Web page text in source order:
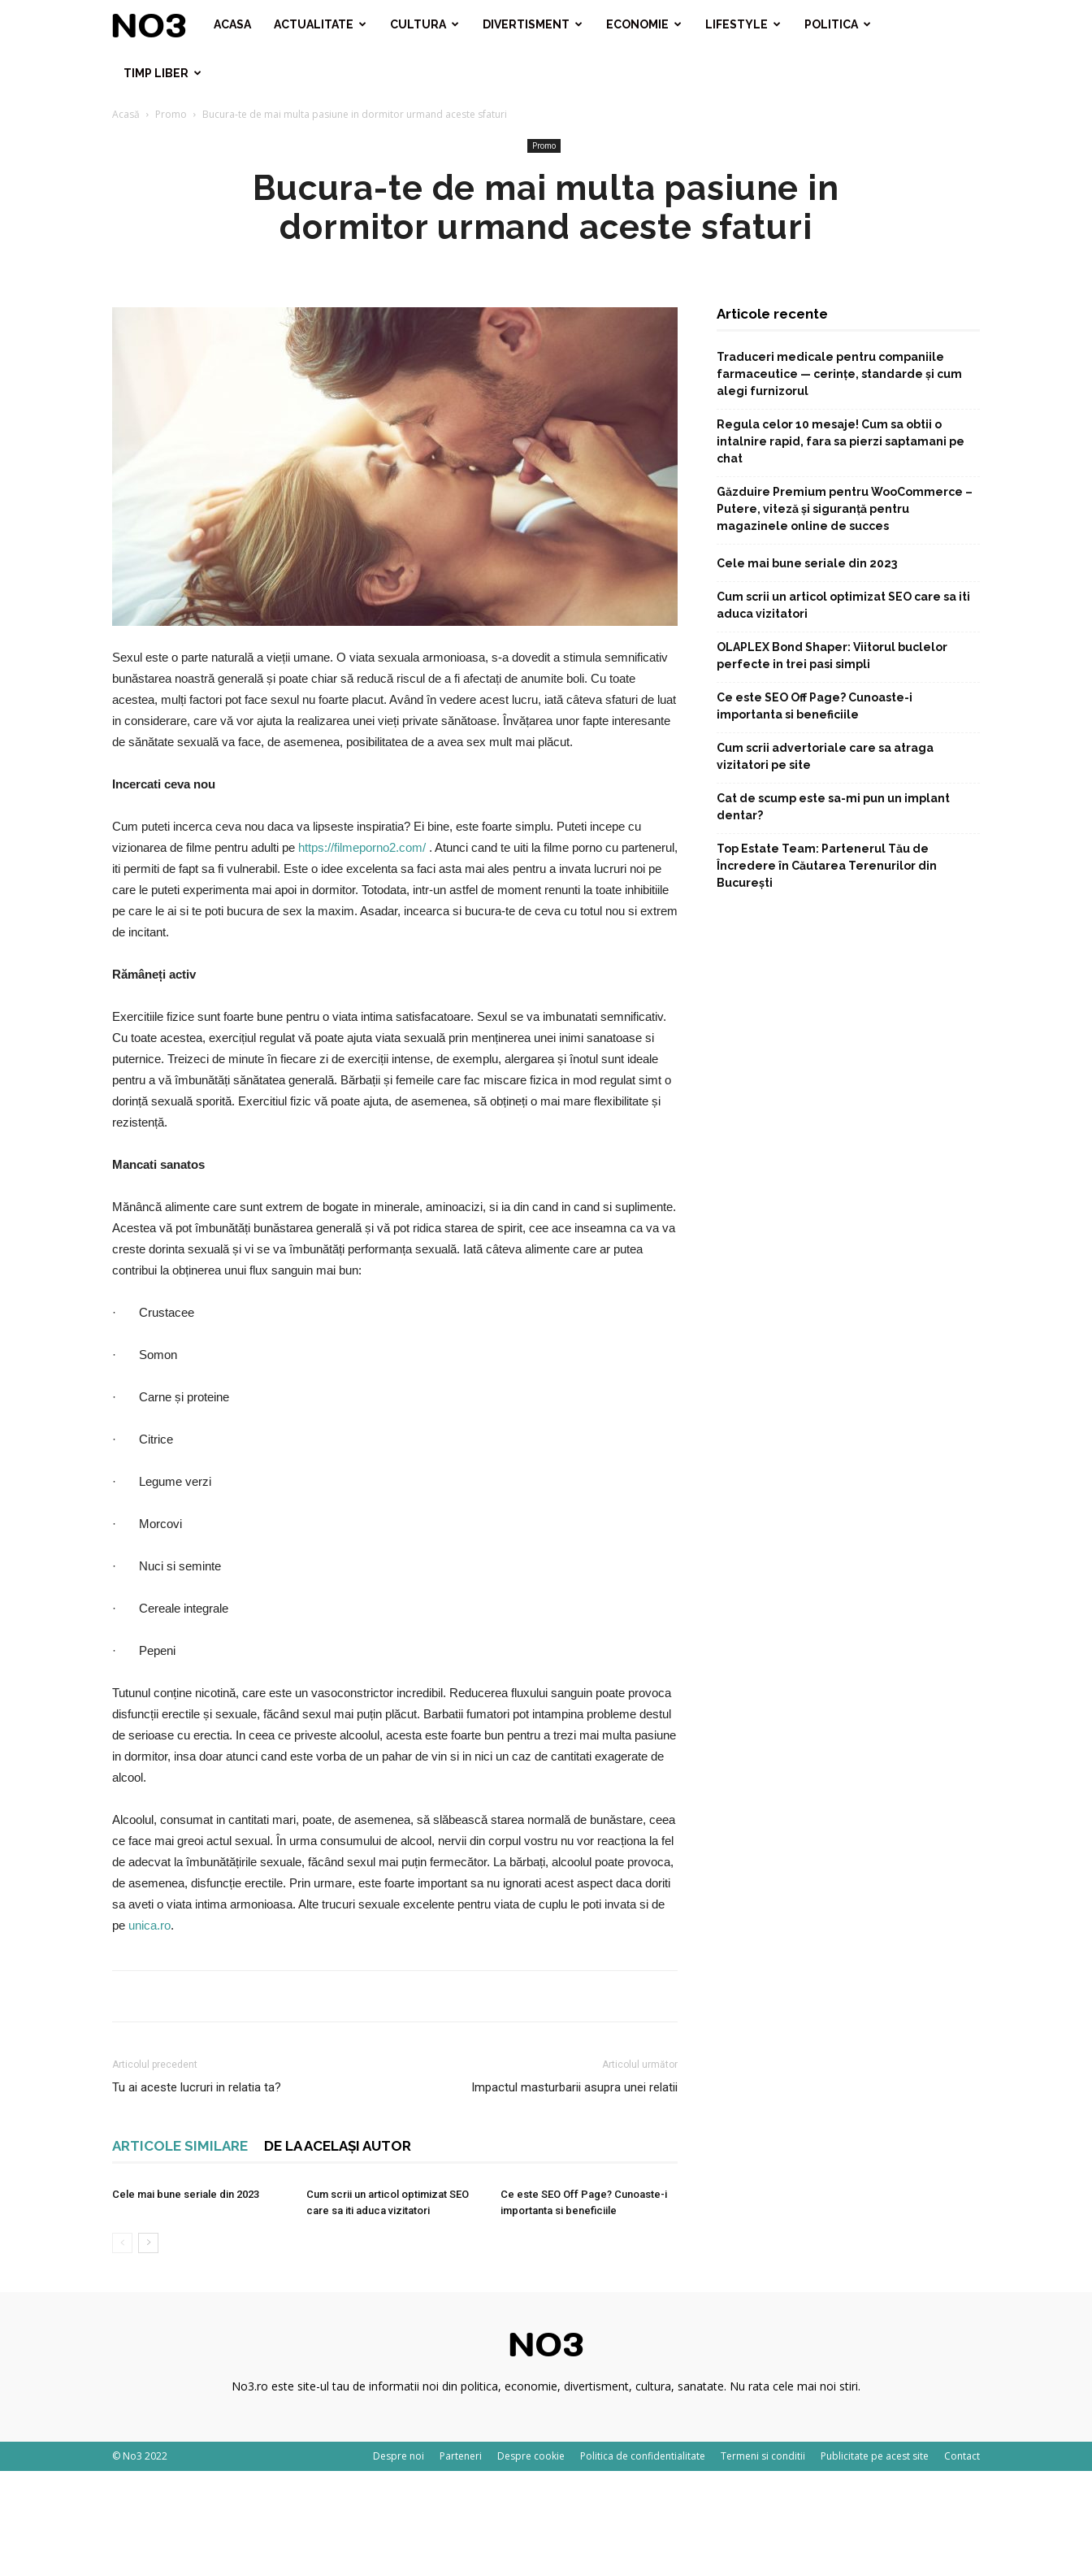
No3
ACASA ACTUALITATE CULTURA DIVERTISMENT ECONOMIE LIFESTYLE POLITICA
TIMP LIBER
Acasă Promo Bucura-te de mai multa pasiune in dormitor urmand aceste sfaturi
Promo
Bucura-te de mai multa pasiune in
dormitor urmand aceste sfaturi
Sexul este o parte naturală a vieții umane. O viata sexuala armonioasa, s-a dovedit a stimula semnificativ
bunăstarea noastră generală și poate chiar să reducă riscul de a fi afectați de anumite boli. Cu toate
acestea, mulți factori pot face sexul nu foarte placut. Având în vedere acest lucru, iată câteva sfaturi de luat
in considerare, care vă vor ajuta la realizarea unei vieți private sănătoase. Învățarea unor fapte interesante
de sănătate sexuală va face, de asemenea, posibilitatea de a avea sex mult mai plăcut.
Incercati ceva nou
Cum puteti incerca ceva nou daca va lipseste inspiratia? Ei bine, este foarte simplu. Puteti incepe cu
vizionarea de filme pentru adulti pe https://filmeporno2.com/ . Atunci cand te uiti la filme porno cu partenerul,
iti permiti de fapt sa fi vulnerabil. Este o idee excelenta sa faci asta mai ales pentru a invata lucruri noi pe
care le puteti experimenta mai apoi in dormitor. Totodata, intr-un astfel de moment renunti la toate inhibitiile
pe care le ai si te poti bucura de sex la maxim. Asadar, incearca si bucura-te de ceva cu totul nou si extrem
de incitant.
Rămâneți activ
Exercitiile fizice sunt foarte bune pentru o viata intima satisfacatoare. Sexul se va imbunatati semnificativ.
Cu toate acestea, exercițiul regulat vă poate ajuta viata sexuală prin menținerea unei inimi sanatoase si
puternice. Treizeci de minute în fiecare zi de exerciții intense, de exemplu, alergarea și înotul sunt ideale
pentru a vă îmbunătăți sănătatea generală. Bărbații și femeile care fac miscare fizica in mod regulat simt o
dorință sexuală sporită. Exercitiul fizic vă poate ajuta, de asemenea, să obțineți o mai mare flexibilitate și
rezistență.
Mancati sanatos
Mănâncă alimente care sunt extrem de bogate in minerale, aminoacizi, si ia din cand in cand si suplimente.
Acestea vă pot îmbunătăți bunăstarea generală și vă pot ridica starea de spirit, cee ace inseamna ca va va
creste dorinta sexuală și vi se va îmbunătăți performanța sexuală. Iată câteva alimente care ar putea
contribui la obținerea unui flux sanguin mai bun:
· Crustacee
· Somon
· Carne și proteine
· Citrice
· Legume verzi
· Morcovi
· Nuci si seminte
· Cereale integrale
· Pepeni
Tutunul conține nicotină, care este un vasoconstrictor incredibil. Reducerea fluxului sanguin poate provoca
disfuncții erectile și sexuale, făcând sexul mai puțin plăcut. Barbatii fumatori pot intampina probleme destul
de serioase cu erectia. In ceea ce priveste alcoolul, acesta este foarte bun pentru a trezi mai multa pasiune
in dormitor, insa doar atunci cand este vorba de un pahar de vin si in nici un caz de cantitati exagerate de
alcool.
Alcoolul, consumat in cantitati mari, poate, de asemenea, să slăbească starea normală de bunăstare, ceea
ce face mai greoi actul sexual. În urma consumului de alcool, nervii din corpul vostru nu vor reacționa la fel
de adecvat la îmbunătățirile sexuale, făcând sexul mai puțin fermecător. La bărbați, alcoolul poate provoca,
de asemenea, disfuncție erectile. Prin urmare, este foarte important sa nu ignorati acest aspect daca doriti
sa aveti o viata intima armonioasa. Alte trucuri sexuale excelente pentru viata de cuplu le poti invata si de
pe unica.ro.
Articolul precedent
Tu ai aceste lucruri in relatia ta?
Articolul următor
Impactul masturbarii asupra unei relatii
ARTICOLE SIMILARE DE LA ACELAȘI AUTOR
Cele mai bune seriale din 2023
Cum scrii un articol optimizat SEO
care sa iti aduca vizitatori
Ce este SEO Off Page? Cunoaste-i
importanta si beneficiile
Articole recente
Traduceri medicale pentru companiile
farmaceutice — cerințe, standarde și cum
alegi furnizorul
Regula celor 10 mesaje! Cum sa obtii o
intalnire rapid, fara sa pierzi saptamani pe
chat
Găzduire Premium pentru WooCommerce –
Putere, viteză și siguranță pentru
magazinele online de succes
Cele mai bune seriale din 2023
Cum scrii un articol optimizat SEO care sa iti
aduca vizitatori
OLAPLEX Bond Shaper: Viitorul buclelor
perfecte in trei pasi simpli
Ce este SEO Off Page? Cunoaste-i
importanta si beneficiile
Cum scrii advertoriale care sa atraga
vizitatori pe site
Cat de scump este sa-mi pun un implant
dentar?
Top Estate Team: Partenerul Tău de
Încredere în Căutarea Terenurilor din
București
No3.ro este site-ul tau de informatii noi din politica, economie, divertisment, cultura, sanatate. Nu rata cele mai noi stiri.
Despre noi Parteneri Despre cookie Politica de confidentialitate Termeni si conditii Publicitate pe acest site Contact
© No3 2022